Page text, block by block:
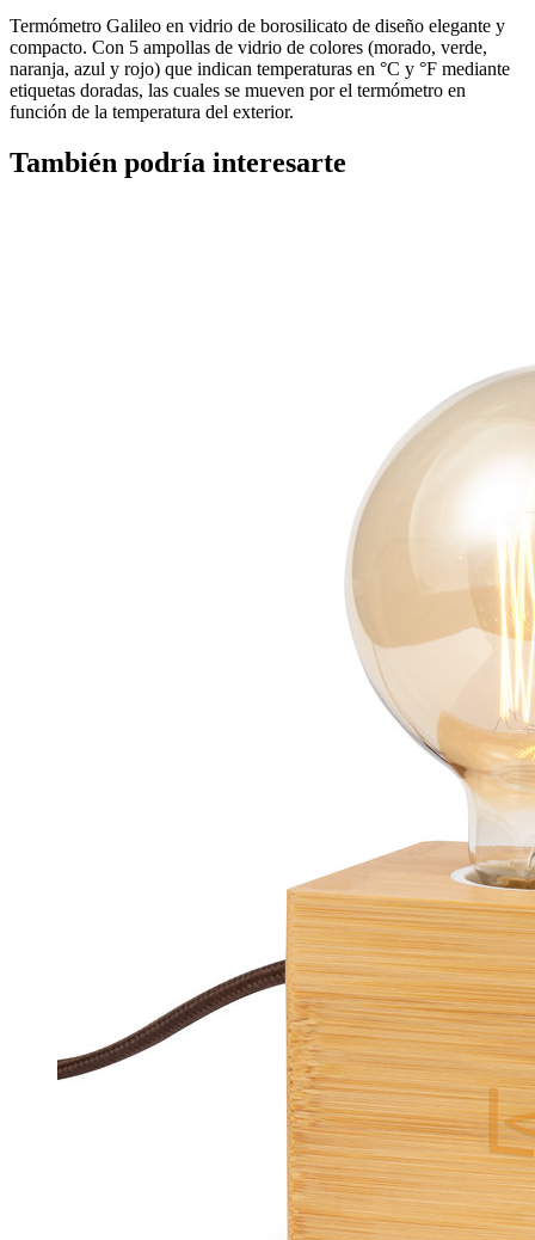
Termómetro Galileo en vidrio de borosilicato de diseño elegante y
compacto. Con 5 ampollas de vidrio de colores (morado, verde,
naranja, azul y rojo) que indican temperaturas en °C y °F mediante
etiquetas doradas, las cuales se mueven por el termómetro en
función de la temperatura del exterior.
También podría interesarte